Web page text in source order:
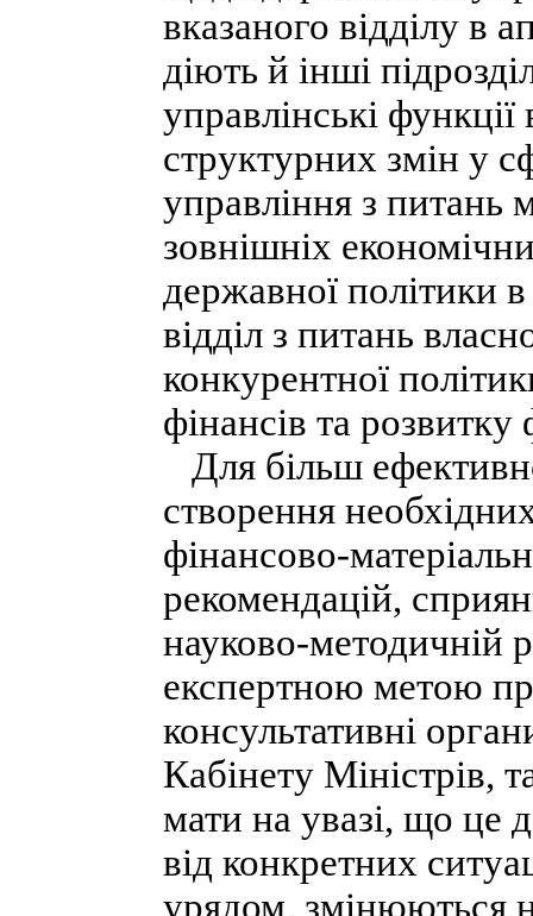
вказаного відділу в
діють й інші
управлінські
структурних змін у
управління з питань
зовнішніх
державної політики
відділ з питань
конкурентної
фінансів та
Для більш
створення
фінансово-
рекомендацій,
науково-методичній
експертною метою
консультативні
Кабінету Міністрів,
мати на увазі, що це
від конкретних
урядом, змінюються